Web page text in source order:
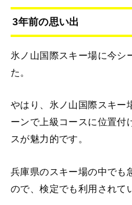
3年前の思い出
氷ノ山国際スキー場に今シ
た。
やはり、氷ノ山国際スキー
ーンで上級コースに位置付
スが魅力的です。
兵庫県のスキー場の中でも
ので、検定でも利用されて